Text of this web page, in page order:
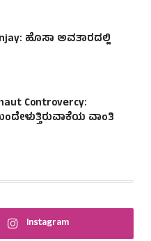
ಹೊಸಾ ಅವತಾರದಲ್ಲಿ
Controvercy:
ವಾಂತಿ
Instagram